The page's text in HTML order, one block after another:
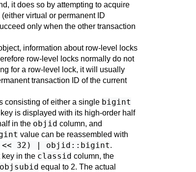
it does so by attempting to acquire
virtual or permanent ID
only when the other transaction
information about row-level locks
row-level locks normally do not
for a row-level lock, it will usually
transaction ID of the current
consisting of either a single bigint
key is displayed with its high-order half
in the objid column, and
value can be reassembled with
32) | objid::bigint.
key in the classid column, the
objsubid equal to 2. The actual